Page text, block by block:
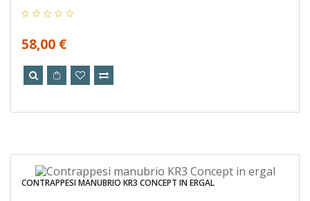
58,00 €
CONTRAPPESI MANUBRIO KR3 CONCEPT IN ERGAL